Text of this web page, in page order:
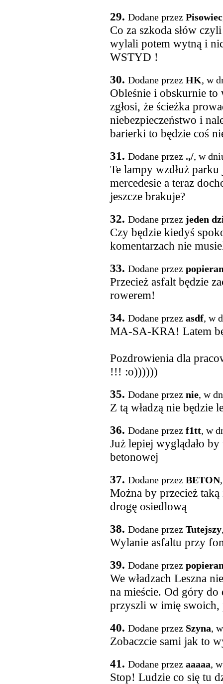
29. Dodane przez Pisowiec
Co za szkoda słów
wylali potem wytną i
WSTYD !
30. Dodane przez HK, w
Obleśnie i obskurnie
zgłosi, że ścieżka
niebezpieczeństwo i
barierki to będzie coś
31. Dodane przez .,/, w
Te lampy wzdłuż
mercedesie a teraz
jeszcze brakuje?
32. Dodane przez jeden
Czy będzie kiedyś
komentarzach nie
33. Dodane przez
Przecież asfalt będzie
rowerem!
34. Dodane przez asdf, w
MA-SA-KRA! Latem
Pozdrowienia dla
!!! :o))))))
35. Dodane przez nie, w
Z tą władzą nie będzie
36. Dodane przez f1tt, w
Już lepiej wyglądało
betonowej
37. Dodane przez BETON
Można by przecież
drogę osiedlową
38. Dodane przez Tutejszy
Wylanie asfaltu przy
39. Dodane przez
We władzach Leszna
na mieście. Od góry do
przyszli w imię swoich,
40. Dodane przez Szyna,
Zobaczcie sami jak to
41. Dodane przez aaaaa,
Stop! Ludzie co się tu